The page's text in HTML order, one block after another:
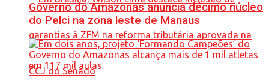
Governo do Amazonas anuncia décimo núcleo
do Pelci na zona leste de Manaus